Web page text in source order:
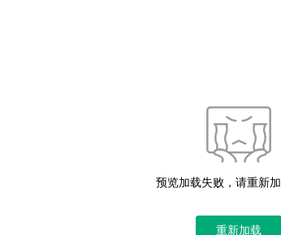
预览加载失败，请重新
重新加载